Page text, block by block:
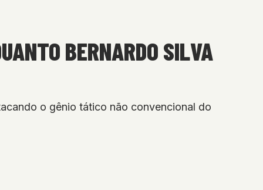
BERNARDO SILVA
o gênio tático não convencional do